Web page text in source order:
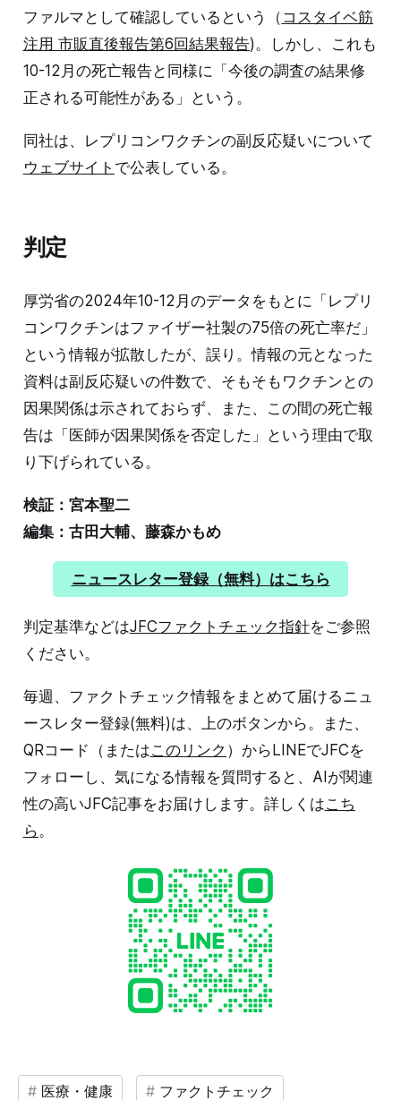
ファルマとして確認しているという（ コスタイベ筋
注用 市販直後報告第6回結果報告)。しかし、これも
10-12月の死亡報告と同様に「今後の調査の結果修
正される可能性がある」という。
同社は、レプリコンワクチンの副反応疑いについて
ウェブサイト で公表している。
判定
厚労省の2024年10-12月のデータをもとに「レプリ
コンワクチンはファイザー社製の75倍の死亡率だ」
という情報が拡散したが、誤り。情報の元となった
資料は副反応疑いの件数で、そもそもワクチンとの
因果関係は示されておらず、また、この間の死亡報
告は「医師が因果関係を否定した」という理由で取
り下げられている。
検証：宮本聖二
編集：古田大輔、藤森かもめ
ニュースレター登録（無料）はこちら
判定基準などはJFCファクトチェック指針をご参照
ください。
毎週、ファクトチェック情報をまとめて届けるニュ
ースレター登録(無料)は、上のボタンから。また、
QRコード（またはこのリンク ）からLINEでJFCを
フォローし、気になる情報を質問すると、AIが関連
性の高いJFC記事をお届けします。詳しくはこち
ら。
医療・健康 ファクトチェック